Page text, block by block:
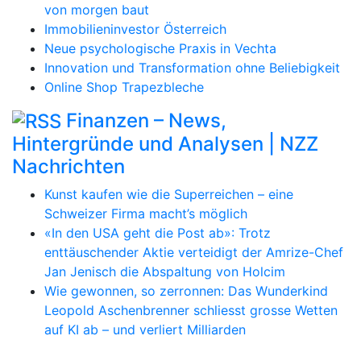
von morgen baut
Immobilieninvestor Österreich
Neue psychologische Praxis in Vechta
Innovation und Transformation ohne Beliebigkeit
Online Shop Trapezbleche
Finanzen – News,
Hintergründe und Analysen | NZZ
Nachrichten
Kunst kaufen wie die Superreichen – eine
Schweizer Firma macht’s möglich
«In den USA geht die Post ab»: Trotz
enttäuschender Aktie verteidigt der Amrize-Chef
Jan Jenisch die Abspaltung von Holcim
Wie gewonnen, so zerronnen: Das Wunderkind
Leopold Aschenbrenner schliesst grosse Wetten
auf KI ab – und verliert Milliarden